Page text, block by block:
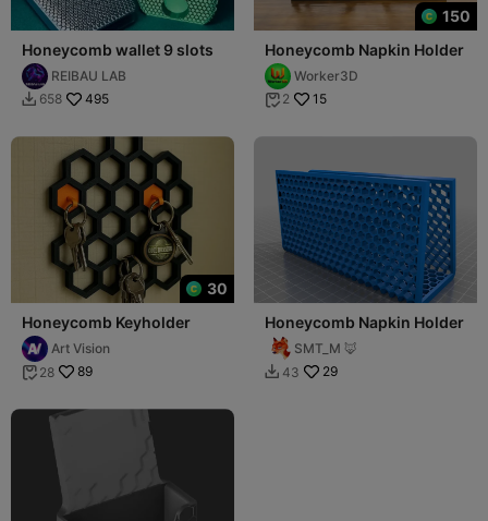
Honeycomb wallet 9 slots
REIBAU LAB
 658 495
150
Honeycomb Napkin Holder
Worker3D
 2 15
30
Honeycomb Keyholder
Art Vision
 28 89
Honeycomb Napkin Holder
SMT_M 🦊
 43 29